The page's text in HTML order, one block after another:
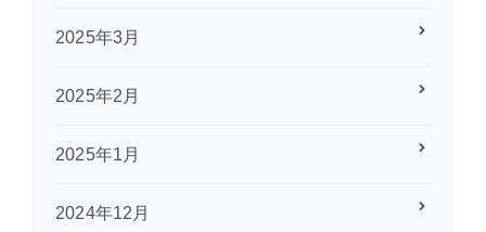
2025年3月
2025年2月
2025年1月
2024年12月